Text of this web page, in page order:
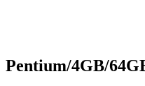
Pentium/4GB/